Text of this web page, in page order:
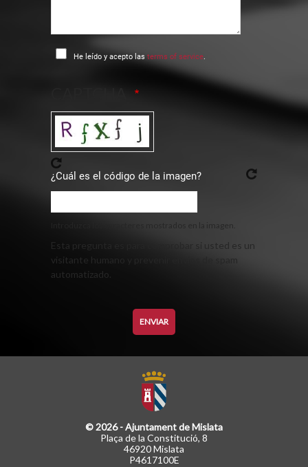
He leído y acepto las terms of service.
¿Cuál es el código de la imagen?
Introduzca los caracteres mostrados en la imagen.
Esta pregunta es para comprobar si usted es un
visitante humano y prevenir envíos de spam
automatizado.
© 2026 - Ajuntament de Mislata
Plaça de la Constitució, 8
46920 Mislata
P4617100E